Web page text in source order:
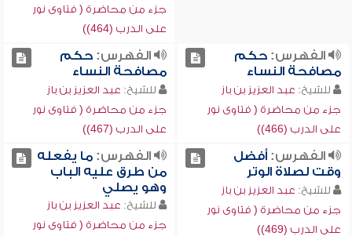
جزء من محاضرة ( فتاوى نور
على الدرب (464))
الفهرس:حكم
مصافحة النساء
للشيخ: عبد العزيز بن باز
جزء من محاضرة ( فتاوى نور
على الدرب (466))
الفهرس:حكم
مصافحة النساء
للشيخ: عبد العزيز بن باز
جزء من محاضرة ( فتاوى نور
على الدرب (467))
الفهرس:أفضل
وقت لصلاة الوتر
للشيخ: عبد العزيز بن باز
جزء من محاضرة ( فتاوى نور
على الدرب (469))
الفهرس:ما يفعله
من طرق عليه الباب
وهو يصلي
للشيخ: عبد العزيز بن باز
جزء من محاضرة ( فتاوى نور